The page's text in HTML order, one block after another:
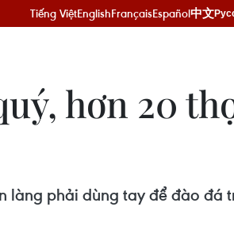
Tiếng ViệtEnglishFrançaisEspañol中文
hơn 20
làng phải dùng tay để đào đá